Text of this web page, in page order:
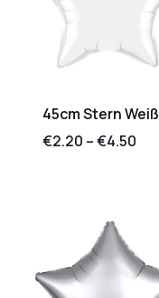
45cm Stern Weiß
€2.20 –€4.50